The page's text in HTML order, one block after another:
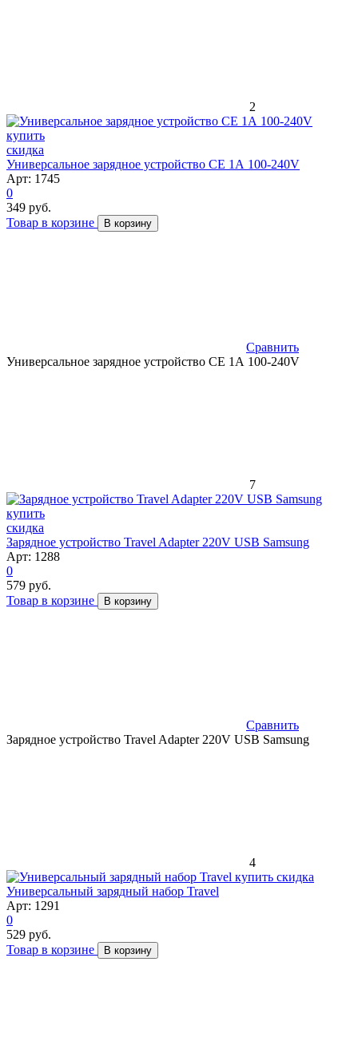
2
скидка
Универсальное зарядное устройство CE 1А 100-240V
Арт: 1745
0
349 руб.
Товар в корзине
В корзину
Сравнить
Универсальное зарядное устройство CE 1А 100-240V
7
скидка
Зарядное устройство Travel Adapter 220V USB Samsung
Арт: 1288
0
579 руб.
Товар в корзине
В корзину
Сравнить
Зарядное устройство Travel Adapter 220V USB Samsung
4
скидка
Универсальный зарядный набор Travel
Арт: 1291
0
529 руб.
Товар в корзине
В корзину